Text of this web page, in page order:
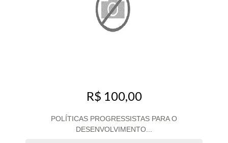
R$ 100,00
POLÍTICAS PROGRESSISTAS PARA O
DESENVOLVIMENTO...